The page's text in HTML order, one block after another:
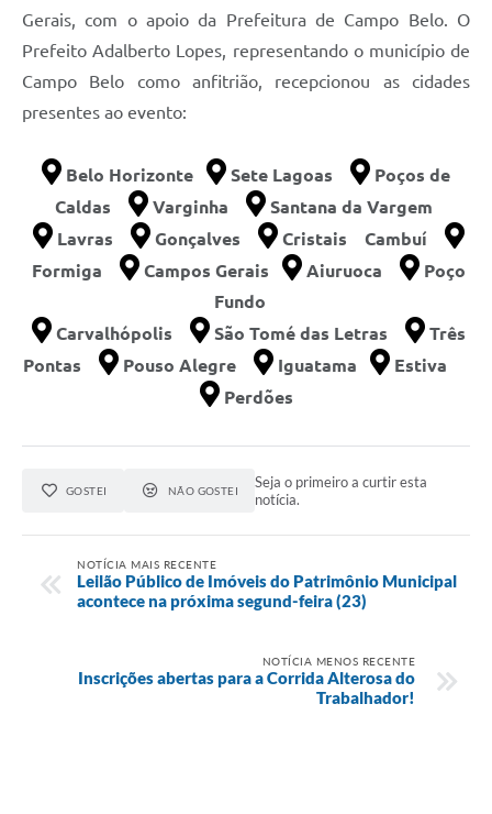
Gerais, com o apoio da Prefeitura de Campo Belo. O
Prefeito Adalberto Lopes, representando o município de
Campo Belo como anfitrião, recepcionou as cidades
presentes ao evento:
Belo Horizonte Sete Lagoas
Poços de
Caldas
Varginha
Santana da Vargem
Lavras
Gonçalves
Cristais Cambuí
Formiga
Campos Gerais Aiuruoca
Poço
Fundo
Carvalhópolis
São Tomé das Letras
Três
Pontas
Pouso Alegre Iguatama
Estiva
Perdões
GOSTEI NÃO GOSTEI
Seja o primeiro a curtir esta
notícia.
NOTÍCIA MAIS RECENTE
Leilão Público de Imóveis do Patrimônio Municipal
acontece na próxima segund-feira (23)
NOTÍCIA MENOS RECENTE
Inscrições abertas para a Corrida Alterosa do
Trabalhador!